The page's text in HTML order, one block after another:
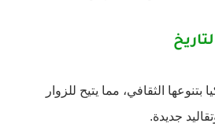
بتنوعها الثقافي، مما يتيح للزوار
جديدة.